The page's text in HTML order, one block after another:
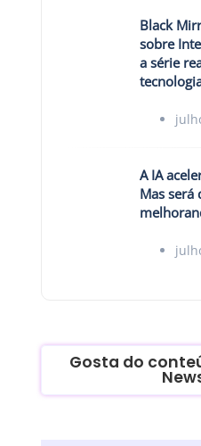
Black
sobre
a série
A IA
Mas será
Gosta do